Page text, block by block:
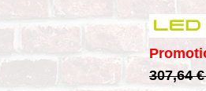
307,64